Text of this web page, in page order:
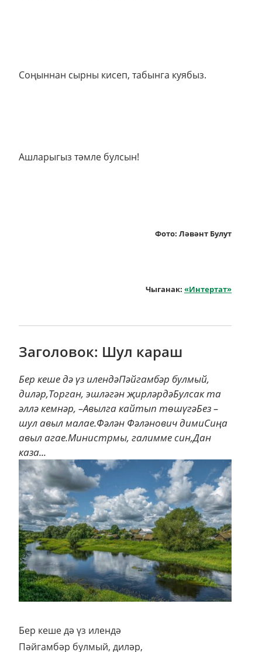
Соңыннан сырны кисеп, табынга куябыз.
Ашларыгыз тәмле булсын!
Фото: Ләвәнт Булут
Чыганак: «Интертат»
Заголовок: Шул караш
Бер кеше дә үз илендәПәйгамбәр булмый,
диләр,Торган, эшләгән җирләрдәБулсак та
әллә кемнәр, –Авылга кайтып төшүгәБез –
шул авыл малае.Фәлән Фәләнович димиСиңа
авыл агае.Министрмы, галимме син,Дан
каза...
Бер кеше дә үз илендә
Пәйгамбәр булмый, диләр,